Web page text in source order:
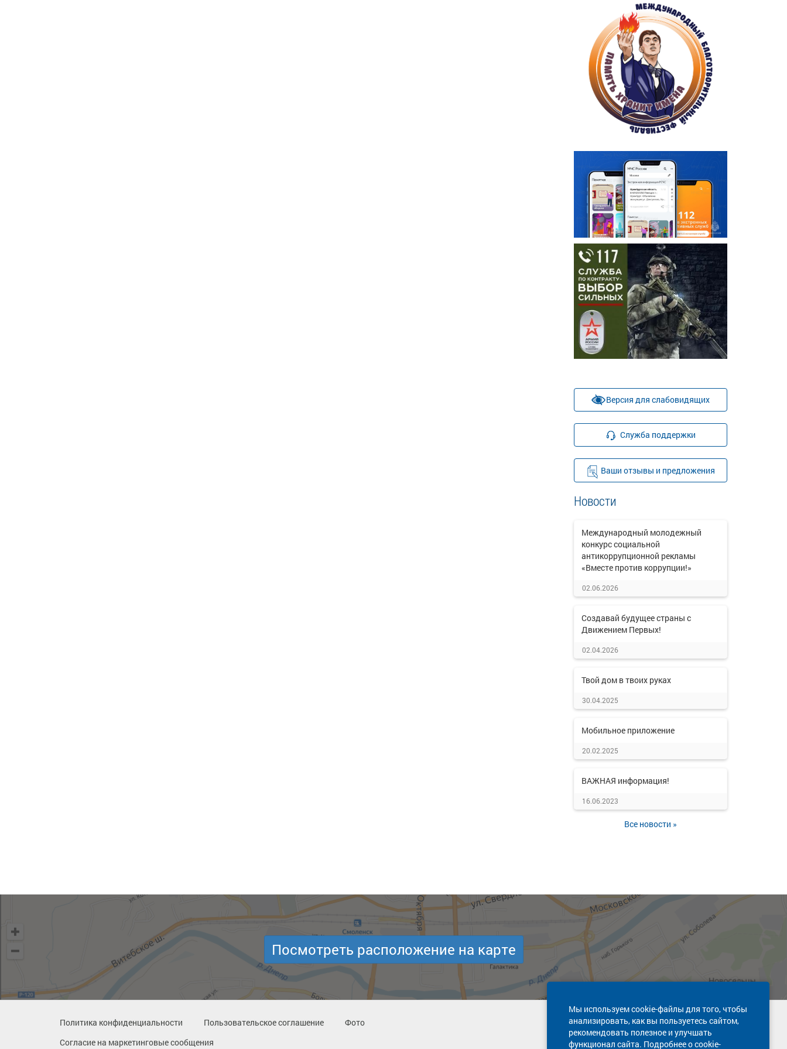
Версия для слабовидящих
Служба поддержки
Ваши отзывы и предложения
Новости
Международный молодежный
конкурс социальной
антикоррупционной рекламы
«Вместе против коррупции!»
02.06.2026
Создавай будущее страны с
Движением Первых!
02.04.2026
Твой дом в твоих руках
30.04.2025
Мобильное приложение
20.02.2025
ВАЖНАЯ информация!
16.06.2023
Все новости »
Мы используем cookie-файлы для того, чтобы
анализировать, как вы пользуетесь сайтом,
рекомендовать полезное и улучшать
функционал сайта. Подробнее о cookie-
Посмотреть расположение на карте
Политика конфиденциальности Пользовательское соглашение
Фото
Согласие на маркетинговые сообщения
Техническая поддержка сайта
8 800 600-03-38